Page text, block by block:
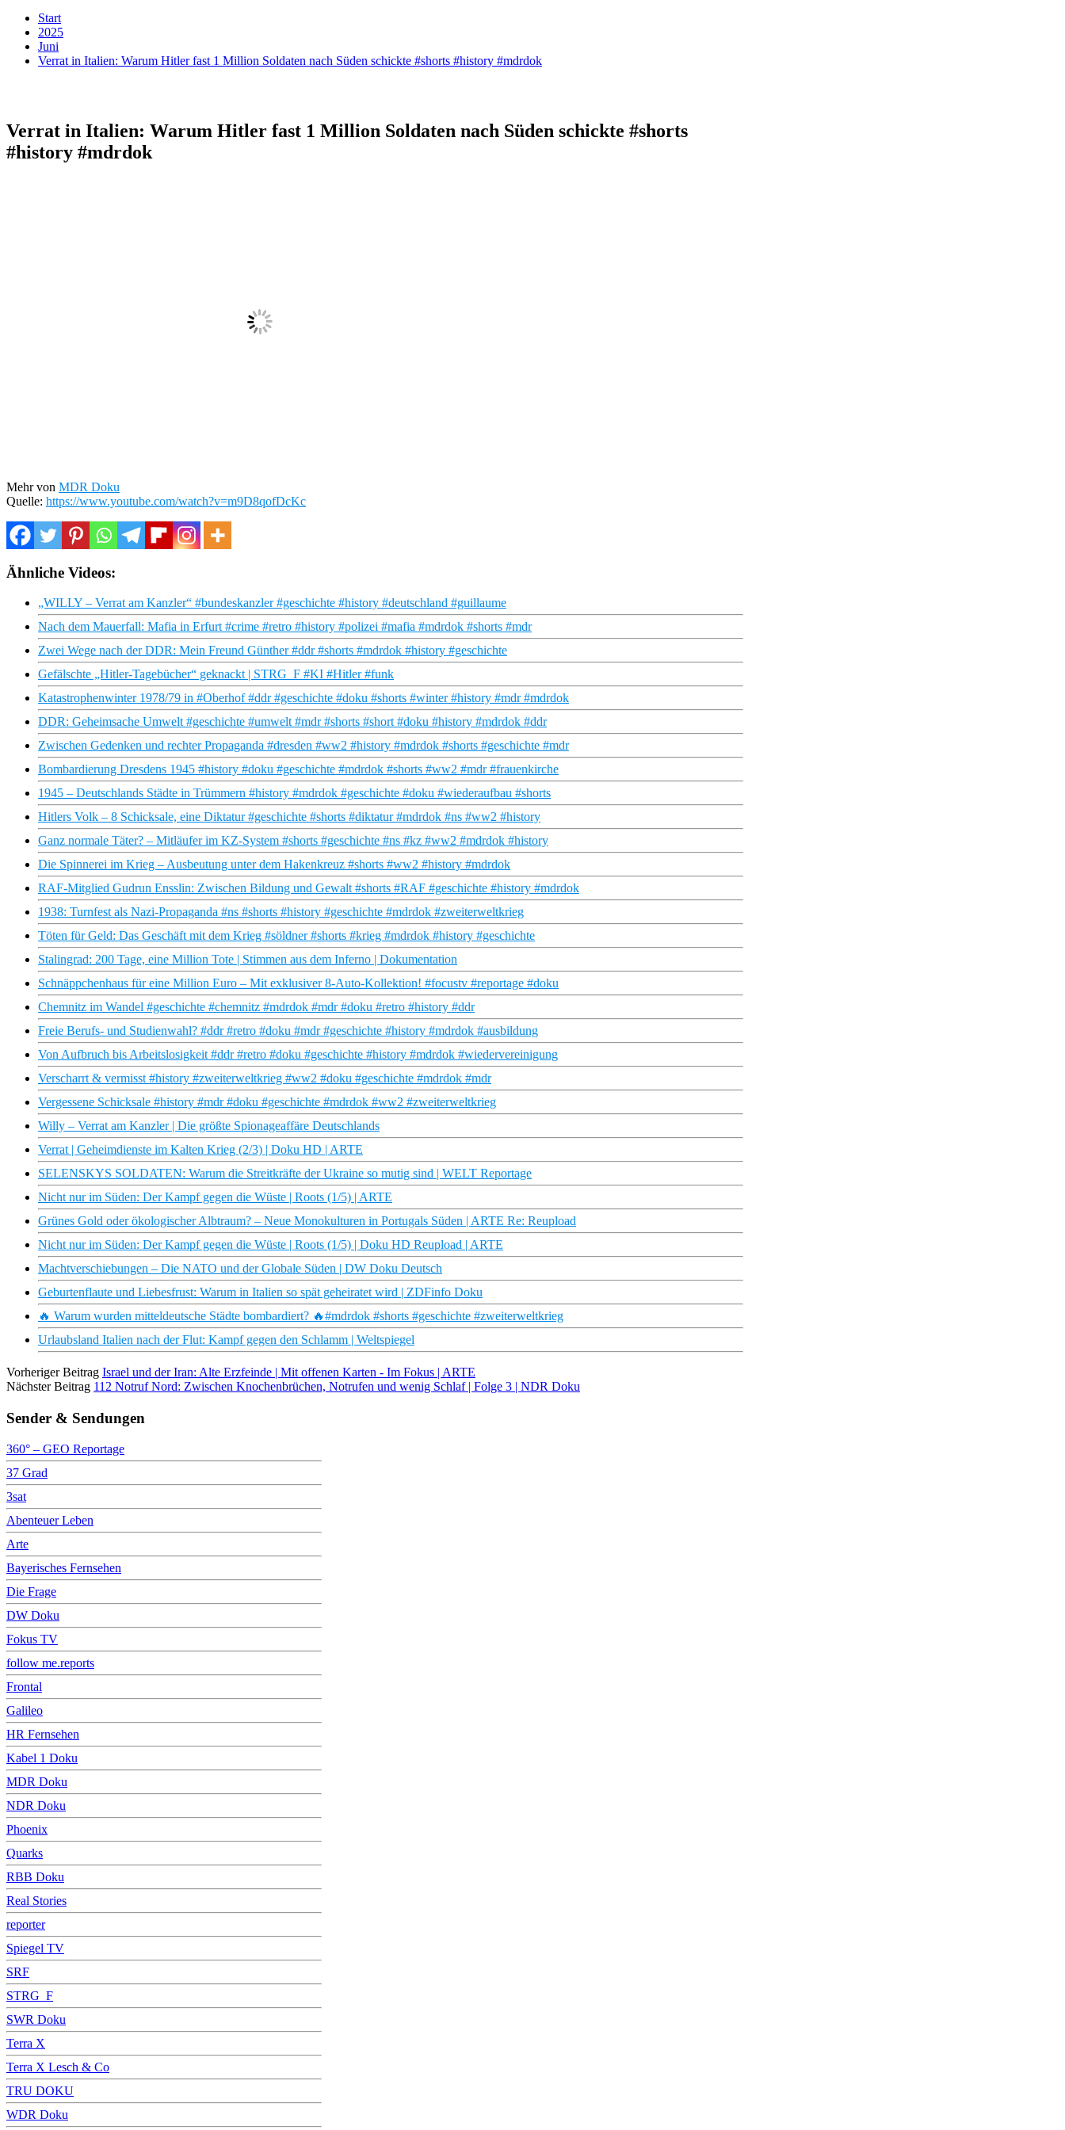
Start
2025
Juni
Verrat in Italien: Warum Hitler fast 1 Million Soldaten nach Süden schickte #shorts #history #mdrdok
Verrat in Italien: Warum Hitler fast 1 Million Soldaten nach Süden schickte #shorts
#history #mdrdok
Mehr von MDR Doku
Quelle: https://www.youtube.com/watch?v=m9D8qofDcKc
Ähnliche Videos:
„WILLY – Verrat am Kanzler“ #bundeskanzler #geschichte #history #deutschland #guillaume
Nach dem Mauerfall: Mafia in Erfurt #crime #retro #history #polizei #mafia #mdrdok #shorts #mdr
Zwei Wege nach der DDR: Mein Freund Günther #ddr #shorts #mdrdok #history #geschichte
Gefälschte „Hitler-Tagebücher“ geknackt | STRG_F #KI #Hitler #funk
Katastrophenwinter 1978/79 in #Oberhof #ddr #geschichte #doku #shorts #winter #history #mdr #mdrdok
DDR: Geheimsache Umwelt #geschichte #umwelt #mdr #shorts #short #doku #history #mdrdok #ddr
Zwischen Gedenken und rechter Propaganda #dresden #ww2 #history #mdrdok #shorts #geschichte #mdr
Bombardierung Dresdens 1945 #history #doku #geschichte #mdrdok #shorts #ww2 #mdr #frauenkirche
1945 – Deutschlands Städte in Trümmern #history #mdrdok #geschichte #doku #wiederaufbau #shorts
Hitlers Volk – 8 Schicksale, eine Diktatur #geschichte #shorts #diktatur #mdrdok #ns #ww2 #history
Ganz normale Täter? – Mitläufer im KZ-System #shorts #geschichte #ns #kz #ww2 #mdrdok #history
Die Spinnerei im Krieg – Ausbeutung unter dem Hakenkreuz #shorts #ww2 #history #mdrdok
RAF-Mitglied Gudrun Ensslin: Zwischen Bildung und Gewalt #shorts #RAF #geschichte #history #mdrdok
1938: Turnfest als Nazi-Propaganda #ns #shorts #history #geschichte #mdrdok #zweiterweltkrieg
Töten für Geld: Das Geschäft mit dem Krieg #söldner #shorts #krieg #mdrdok #history #geschichte
Stalingrad: 200 Tage, eine Million Tote | Stimmen aus dem Inferno | Dokumentation
Schnäppchenhaus für eine Million Euro – Mit exklusiver 8-Auto-Kollektion! #focustv #reportage #doku
Chemnitz im Wandel #geschichte #chemnitz #mdrdok #mdr #doku #retro #history #ddr
Freie Berufs- und Studienwahl? #ddr #retro #doku #mdr #geschichte #history #mdrdok #ausbildung
Von Aufbruch bis Arbeitslosigkeit #ddr #retro #doku #geschichte #history #mdrdok #wiedervereinigung
Verscharrt & vermisst #history #zweiterweltkrieg #ww2 #doku #geschichte #mdrdok #mdr
Vergessene Schicksale #history #mdr #doku #geschichte #mdrdok #ww2 #zweiterweltkrieg
Willy – Verrat am Kanzler | Die größte Spionageaffäre Deutschlands
Verrat | Geheimdienste im Kalten Krieg (2/3) | Doku HD | ARTE
SELENSKYS SOLDATEN: Warum die Streitkräfte der Ukraine so mutig sind | WELT Reportage
Nicht nur im Süden: Der Kampf gegen die Wüste | Roots (1/5) | ARTE
Grünes Gold oder ökologischer Albtraum? – Neue Monokulturen in Portugals Süden | ARTE Re: Reupload
Nicht nur im Süden: Der Kampf gegen die Wüste | Roots (1/5) | Doku HD Reupload | ARTE
Machtverschiebungen – Die NATO und der Globale Süden | DW Doku Deutsch
Geburtenflaute und Liebesfrust: Warum in Italien so spät geheiratet wird | ZDFinfo Doku
🔥 Warum wurden mitteldeutsche Städte bombardiert? 🔥#mdrdok #shorts #geschichte #zweiterweltkrieg
Urlaubsland Italien nach der Flut: Kampf gegen den Schlamm | Weltspiegel
Vorheriger Beitrag Israel und der Iran: Alte Erzfeinde | Mit offenen Karten - Im Fokus | ARTE
Nächster Beitrag 112 Notruf Nord: Zwischen Knochenbrüchen, Notrufen und wenig Schlaf | Folge 3 | NDR Doku
Sender & Sendungen
360° – GEO Reportage
37 Grad
3sat
Abenteuer Leben
Arte
Bayerisches Fernsehen
Die Frage
DW Doku
Fokus TV
follow me.reports
Frontal
Galileo
HR Fernsehen
Kabel 1 Doku
MDR Doku
NDR Doku
Phoenix
Quarks
RBB Doku
Real Stories
reporter
Spiegel TV
SRF
STRG_F
SWR Doku
Terra X
Terra X Lesch & Co
TRU DOKU
WDR Doku